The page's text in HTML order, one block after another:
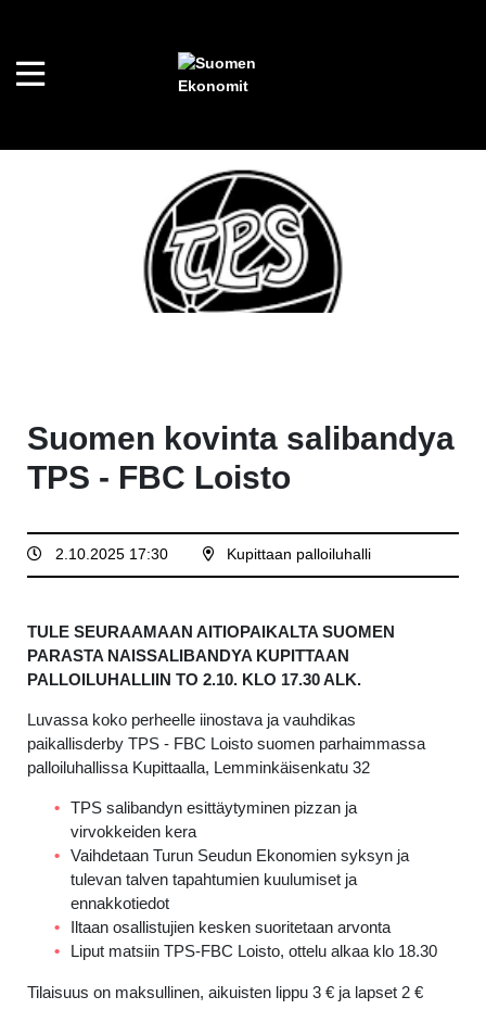
Suomen kovinta salibandya
TPS - FBC Loisto
2.10.2025 17:30 Kupittaan palloiluhalli
TULE SEURAAMAAN AITIOPAIKALTA SUOMEN
PARASTA NAISSALIBANDYA KUPITTAAN
PALLOILUHALLIIN TO 2.10. KLO 17.30 ALK.
Luvassa koko perheelle iinostava ja vauhdikas
paikallisderby TPS - FBC Loisto suomen parhaimmassa
palloiluhallissa Kupittaalla, Lemminkäisenkatu 32
TPS salibandyn esittäytyminen pizzan ja
virvokkeiden kera
Vaihdetaan Turun Seudun Ekonomien syksyn ja
tulevan talven tapahtumien kuulumiset ja
ennakkotiedot
Iltaan osallistujien kesken suoritetaan arvonta
Liput matsiin TPS-FBC Loisto, ottelu alkaa klo 18.30
Tilaisuus on maksullinen, aikuisten lippu 3 € ja lapset 2 €